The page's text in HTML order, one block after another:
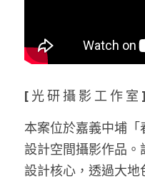
[ 光研攝影 工作室 ]
本案位於嘉義中埔
設計空間攝影作品
設計核心，透過大